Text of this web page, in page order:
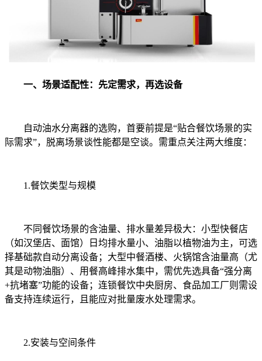
一、场景适配性：先定需求，再选设备
自动油水分离器的选购，首要前提是“贴合餐饮场景的实
际需求”，脱离场景谈性能都是空谈。需重点关注两大维度：
1.餐饮类型与规模
不同餐饮场景的含油量、排水量差异极大：小型快餐店
（如汉堡店、面馆）日均排水量小、油脂以植物油为主，可选
择基础款自动分离设备；大型中餐酒楼、火锅馆含油量高（尤
其是动物油脂）、用餐高峰排水集中，需优先选具备“强分离
+抗堵塞”功能的设备；连锁餐饮中央厨房、食品加工厂则需设
备支持连续运行，且能应对批量废水处理需求。
2.安装与空间条件